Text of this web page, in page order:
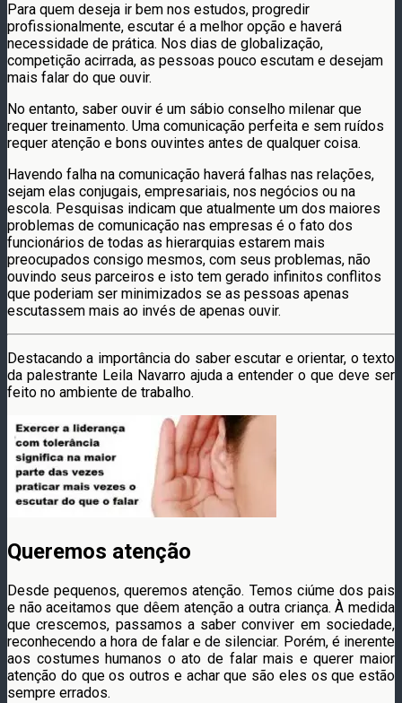
Para quem deseja ir bem nos estudos, progredir
profissionalmente, escutar é a melhor opção e haverá
necessidade de prática. Nos dias de globalização,
competição acirrada, as pessoas pouco escutam e desejam
mais falar do que ouvir.
No entanto, saber ouvir é um sábio conselho milenar que
requer treinamento. Uma comunicação perfeita e sem ruídos
requer atenção e bons ouvintes antes de qualquer coisa.
Havendo falha na comunicação haverá falhas nas relações,
sejam elas conjugais, empresariais, nos negócios ou na
escola. Pesquisas indicam que atualmente um dos maiores
problemas de comunicação nas empresas é o fato dos
funcionários de todas as hierarquias estarem mais
preocupados consigo mesmos, com seus problemas, não
ouvindo seus parceiros e isto tem gerado infinitos conflitos
que poderiam ser minimizados se as pessoas apenas
escutassem mais ao invés de apenas ouvir.
Destacando a importância do saber escutar e orientar, o texto
da palestrante Leila Navarro ajuda a entender o que deve ser
feito no ambiente de trabalho.
Queremos atenção
Desde pequenos, queremos atenção. Temos ciúme dos pais
e não aceitamos que dêem atenção a outra criança. À medida
que crescemos, passamos a saber conviver em sociedade,
reconhecendo a hora de falar e de silenciar. Porém, é inerente
aos costumes humanos o ato de falar mais e querer maior
atenção do que os outros e achar que são eles os que estão
sempre errados.